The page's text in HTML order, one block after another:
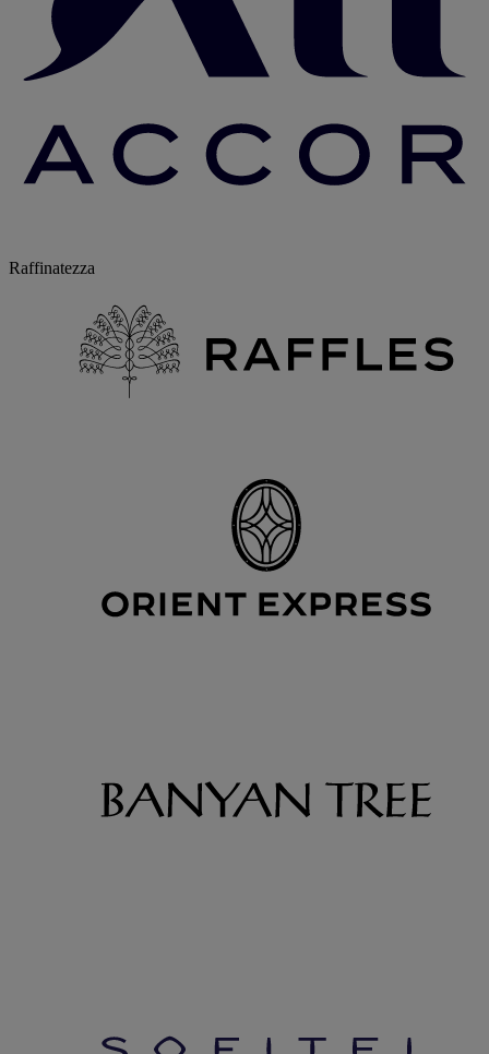
Raffinatezza